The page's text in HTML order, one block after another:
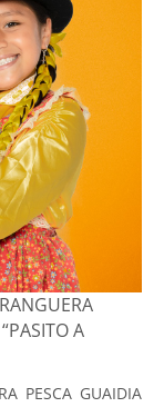
A
PESCA GUAIDIA